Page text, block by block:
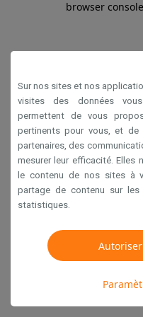
browser
Sur nos sites et nos
visites des données
permettent de vous
pertinents pour vous, et de
partenaires, des
mesurer leur efficacité. Elles
le contenu de nos sites à
partage de contenu sur
statistiques.